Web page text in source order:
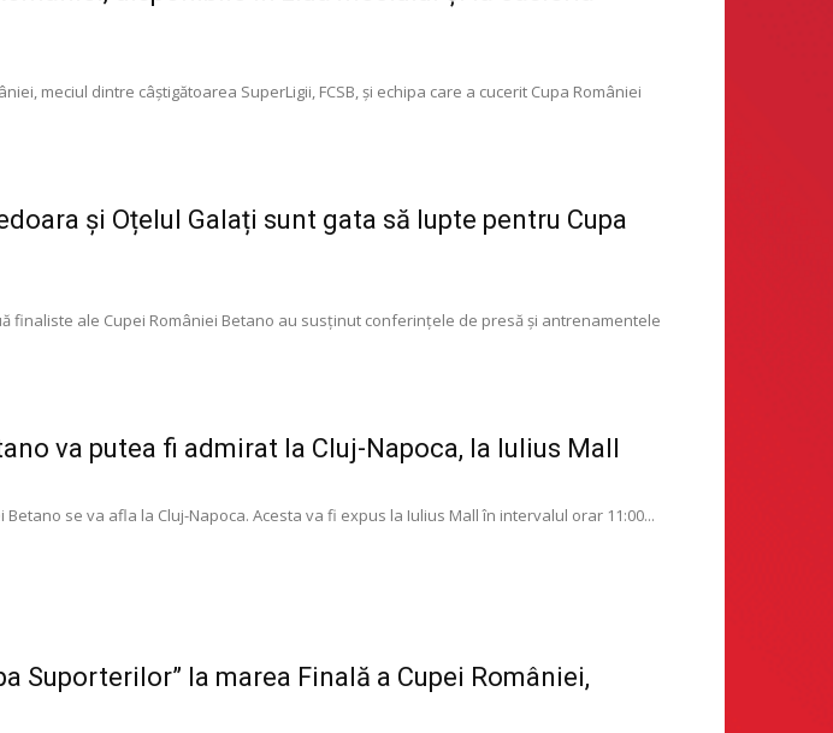
meciul dintre câștigătoarea SuperLigii, FCSB, și echipa care a cucerit Cupa României
și Oțelul Galați sunt gata să lupte pentru Cupa
finaliste ale Cupei României Betano au susținut conferințele de presă și antrenamentele
va putea fi admirat la Cluj-Napoca, la Iulius Mall
Betano se va afla la Cluj-Napoca. Acesta va fi expus la Iulius Mall în intervalul orar 11:00...
Suporterilor” la marea Finală a Cupei României,